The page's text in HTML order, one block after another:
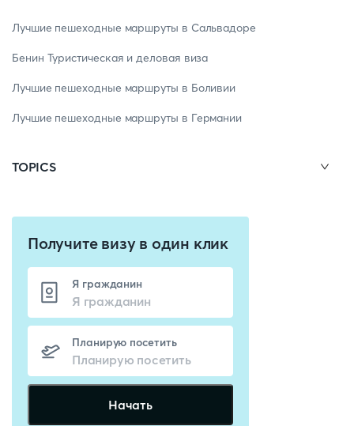
Лучшие пешеходные маршруты в Сальвадоре
Бенин Туристическая и деловая виза
Лучшие пешеходные маршруты в Боливии
Лучшие пешеходные маршруты в Германии
TOPICS
Получите визу в один клик
Я гражданин
Планирую посетить
Начать